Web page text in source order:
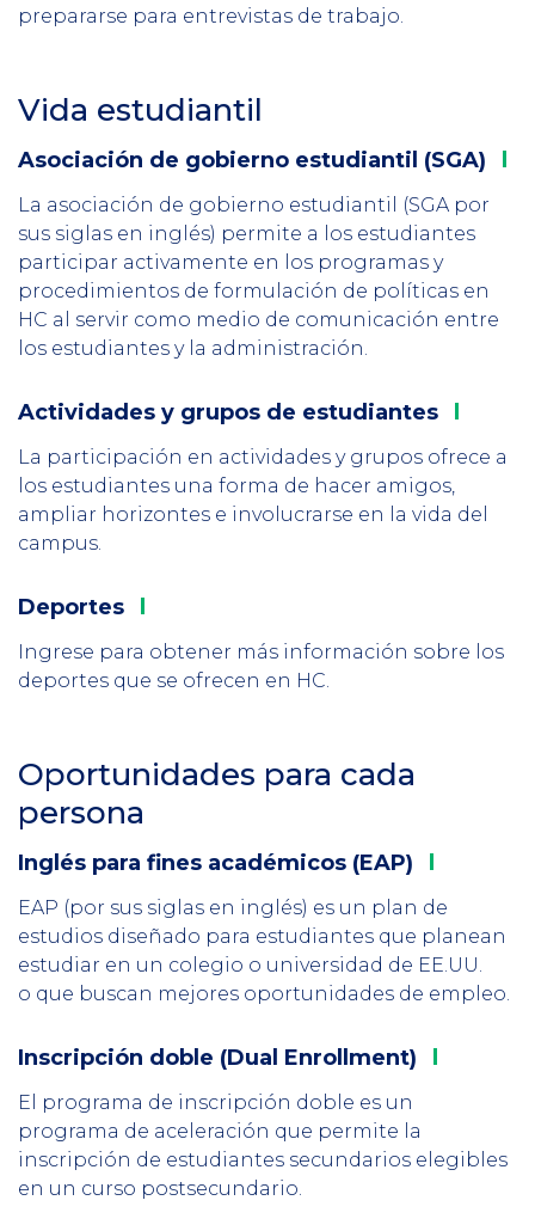
prepararse para entrevistas de trabajo.
Section
Header
Vida estudiantil
Column
1
Asociación de gobierno estudiantil (SGA)
La asociación de gobierno estudiantil (SGA por
sus siglas en inglés) permite a los estudiantes
participar activamente en los programas y
procedimientos de formulación de políticas en
HC al servir como medio de comunicación entre
los estudiantes y la administración.
Column
2
Actividades y grupos de estudiantes
La participación en actividades y grupos ofrece a
los estudiantes una forma de hacer amigos,
ampliar horizontes e involucrarse en la vida del
campus.
Column
3
Deportes
Ingrese para obtener más información sobre los
deportes que se ofrecen en HC.
Section
Header
Oportunidades para cada
persona
Column
1
Inglés para fines académicos (EAP)
EAP (por sus siglas en inglés) es un plan de
estudios diseñado para estudiantes que planean
estudiar en un colegio o universidad de EE.UU.
o que buscan mejores oportunidades de empleo.
Column
2
Inscripción doble (Dual Enrollment)
El programa de inscripción doble es un
programa de aceleración que permite la
inscripción de estudiantes secundarios elegibles
en un curso postsecundario.